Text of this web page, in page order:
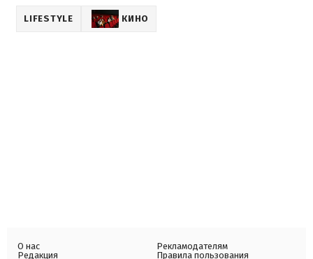
LIFESTYLE КИНО
О нас
Редакция
Рекламодателям
Правила пользования